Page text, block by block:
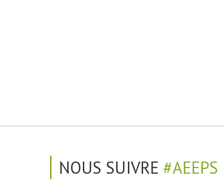
NOUS SUIVRE #AEEPS